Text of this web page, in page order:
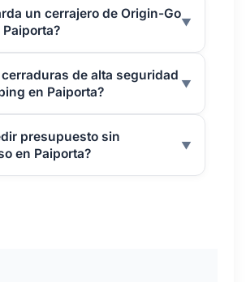
un cerrajero de Origin-Go
▼
cerraduras de alta seguridad
en Paiporta?
▼
presupuesto sin
en Paiporta?
▼